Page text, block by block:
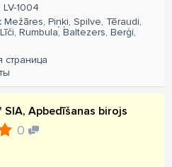
1004
Mežāres, Piņķi, Spilve, Tēraudi,
Rumbula, Baltezers, Berģi,
Apbedīšanas birojs
0